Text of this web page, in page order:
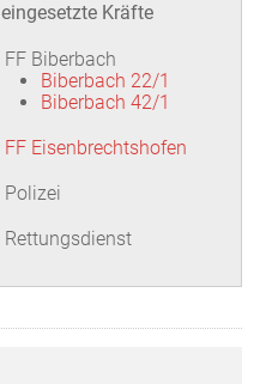
eingesetzte Kräfte
FF Biberbach
Biberbach 22/1
Biberbach 42/1
FF Eisenbrechtshofen
Polizei
Rettungsdienst